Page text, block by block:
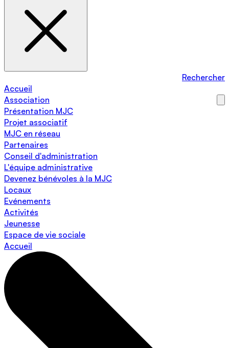
Rechercher
Accueil
Association
Présentation MJC
Projet associatif
MJC en réseau
Partenaires
Conseil d'administration
L'équipe administrative
Devenez bénévoles à la MJC
Locaux
Evénements
Activités
Jeunesse
Espace de vie sociale
Accueil